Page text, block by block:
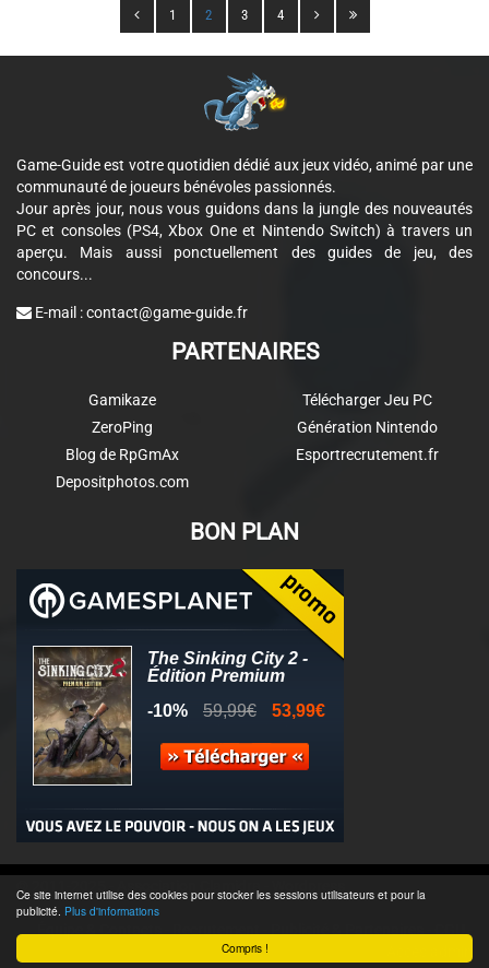
Compris !
Ce site internet utilise des cookies pour stocker les sessions utilisateurs et pour la
publicité. Plus d'informations
1 2 3 4
Game-Guide est votre quotidien dédié aux jeux vidéo, animé par une
communauté de joueurs bénévoles passionnés.
Jour après jour, nous vous guidons dans la jungle des nouveautés
PC et consoles (PS4, Xbox One et Nintendo Switch) à travers un
aperçu. Mais aussi ponctuellement des guides de jeu, des
concours...
E-mail :contact@game-guide.fr
PARTENAIRES
Gamikaze
ZeroPing
Blog de RpGmAx
Depositphotos.com
Télécharger Jeu PC
Génération Nintendo
Esportrecrutement.fr
BON PLAN